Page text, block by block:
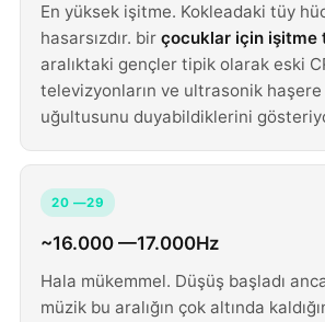
En yüksek işitme. Kokleadaki tüy
hasarsızdır. bir çocuklar için işitme
aralıktaki gençler tipik olarak eski
televizyonların ve ultrasonik haşere
uğultusunu duyabildiklerini
20 —29
~16.000 —17.000Hz
Hala mükemmel. Düşüş başladı
müzik bu aralığın çok altında